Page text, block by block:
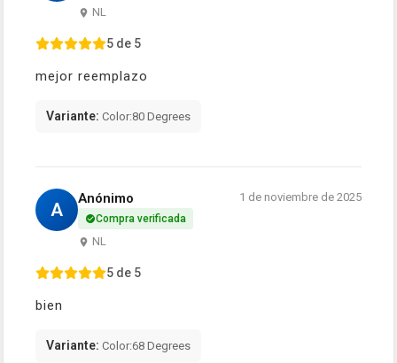
NL
5 de 5
mejor reemplazo
Variante: Color:80 Degrees
A
Anónimo
Compra verificada
NL
1 de noviembre de 2025
5 de 5
bien
Variante: Color:68 Degrees